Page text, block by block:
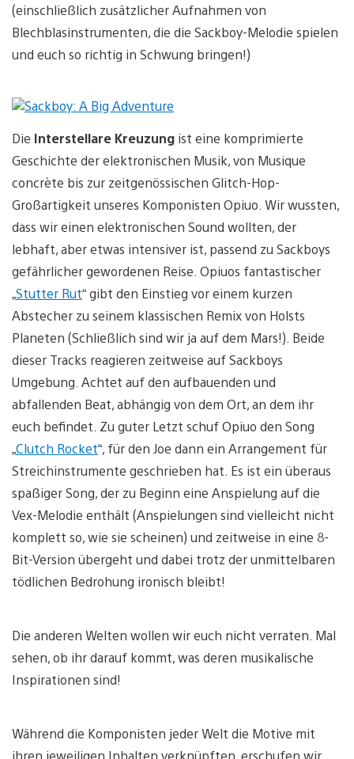
(einschließlich zusätzlicher Aufnahmen von
Blechblasinstrumenten, die die Sackboy-Melodie spielen
und euch so richtig in Schwung bringen!)
Die Interstellare Kreuzung ist eine komprimierte
Geschichte der elektronischen Musik, von Musique
concrète bis zur zeitgenössischen Glitch-Hop-
Großartigkeit unseres Komponisten Opiuo. Wir wussten,
dass wir einen elektronischen Sound wollten, der
lebhaft, aber etwas intensiver ist, passend zu Sackboys
gefährlicher gewordenen Reise. Opiuos fantastischer
„Stutter Rut“ gibt den Einstieg vor einem kurzen
Abstecher zu seinem klassischen Remix von Holsts
Planeten (Schließlich sind wir ja auf dem Mars!). Beide
dieser Tracks reagieren zeitweise auf Sackboys
Umgebung. Achtet auf den aufbauenden und
abfallenden Beat, abhängig von dem Ort, an dem ihr
euch befindet. Zu guter Letzt schuf Opiuo den Song
„Clutch Rocket“, für den Joe dann ein Arrangement für
Streichinstrumente geschrieben hat. Es ist ein überaus
spaßiger Song, der zu Beginn eine Anspielung auf die
Vex-Melodie enthält (Anspielungen sind vielleicht nicht
komplett so, wie sie scheinen) und zeitweise in eine 8-
Bit-Version übergeht und dabei trotz der unmittelbaren
tödlichen Bedrohung ironisch bleibt!
Die anderen Welten wollen wir euch nicht verraten. Mal
sehen, ob ihr darauf kommt, was deren musikalische
Inspirationen sind!
Während die Komponisten jeder Welt die Motive mit
ihren jeweiligen Inhalten verknüpften, erschufen wir